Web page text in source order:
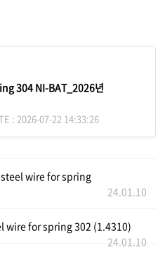
304 NI-BAT_2026년
: 2026-07-22 14:33:26
wire for spring
24.01.10
wire for spring 302 (1.4310)
24.01.10